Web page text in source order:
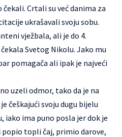
Crtali su već danima za
ukrašavali svoju sobu.
vježbala, ali je do 4.
Svetog Nikolu. Jako mu
pomagača ali ipak je najveći
uzeli odmor, tako da je na
češkajući svoju dugu bijelu
iako ima puno posla jer dok je
popio topli čaj, primio darove,